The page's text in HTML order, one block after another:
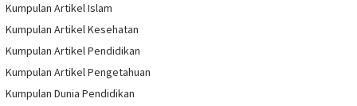
Kumpulan Artikel Islam
Kumpulan Artikel Kesehatan
Kumpulan Artikel Pendidikan
Kumpulan Artikel Pengetahuan
Kumpulan Dunia Pendidikan